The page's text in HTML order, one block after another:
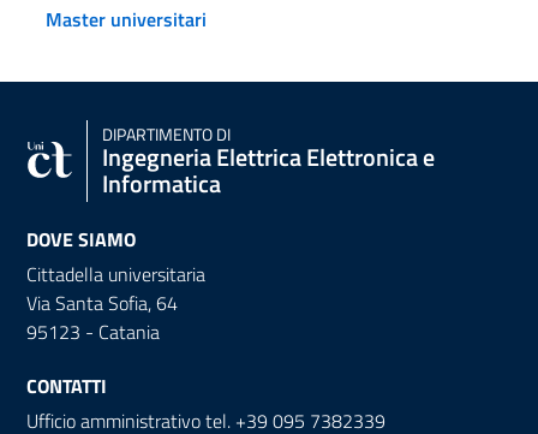
Master universitari
DIPARTIMENTO DI
Ingegneria Elettrica Elettronica e
Informatica
DOVE SIAMO
Cittadella universitaria
Via Santa Sofia, 64
95123 - Catania
CONTATTI
Ufficio amministrativo tel. +39 095 7382339